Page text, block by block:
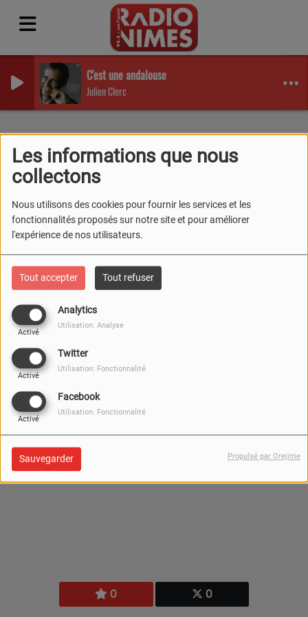
Les informations que nous
collectons
Nous utilisons des cookies pour fournir les services et les
fonctionnalités proposés sur notre site et pour améliorer
l'expérience de nos utilisateurs.
Tout accepter Tout refuser
Analytics
Activé
Utilisation: Analyse
Twitter
Activé
Utilisation: Fonctionnalité
Facebook
Activé
Utilisation: Fonctionnalité
Sauvegarder Propulsé par Orejime
C'est une andalouse
Julien Clerc
MARCEL PONT
0 0